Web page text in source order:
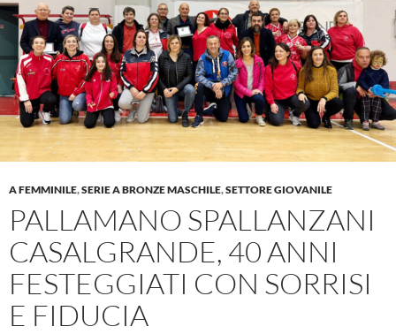
A FEMMINILE,SERIE A BRONZE MASCHILE,SETTORE GIOVANILE
PALLAMANO SPALLANZANI
CASALGRANDE, 40 ANNI
FESTEGGIATI CON SORRISI
E FIDUCIA